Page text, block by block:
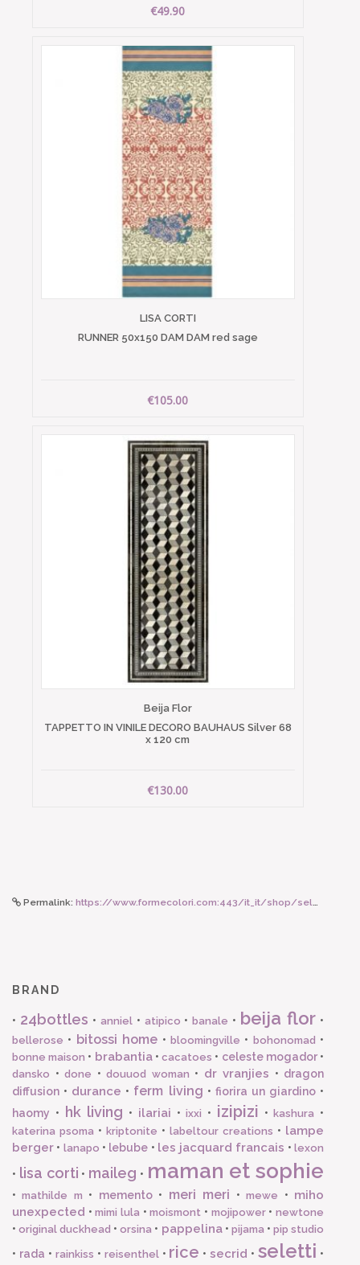
€49.90
LISA CORTI
RUNNER 50x150 DAM DAM red sage
€105.00
Beija Flor
TAPPETTO IN VINILE DECORO BAUHAUS Silver 68
x 120 cm
€130.00
Permalink: https://www.formecolori.com:443/it_it/shop/seletti_art_de_la_table/tazzine_da_caffe/seletti_tazzina_da_caffe_hybrid_leonia/5611
BRAND
• 24bottles • anniel• atipico •banale • beija flor •
bellerose • bitossi home • bloomingville • bohonomad •
bonne maison • brabantia•cacatoes • celeste mogador•
dansko • done • douuod woman • dr vranjies • dragon
diffusion • durance • ferm living • fiorira un giardino•
haomy • hk living • ilariai •ixxi • izipizi •kashura •
katerina psoma • kriptonite • labeltour creations • lampe
berger • lanapo • lebube • les jacquard francais •lexon
• lisa corti • maileg • maman et sophie
•mathilde m • memento• meri meri •mewe • miho
unexpected •mimi lula •moismont • mojipower•newtone
•original duckhead •orsina • pappelina• pijama • pip studio
• rada • rainkiss • reisenthel• rice •secrid •seletti •